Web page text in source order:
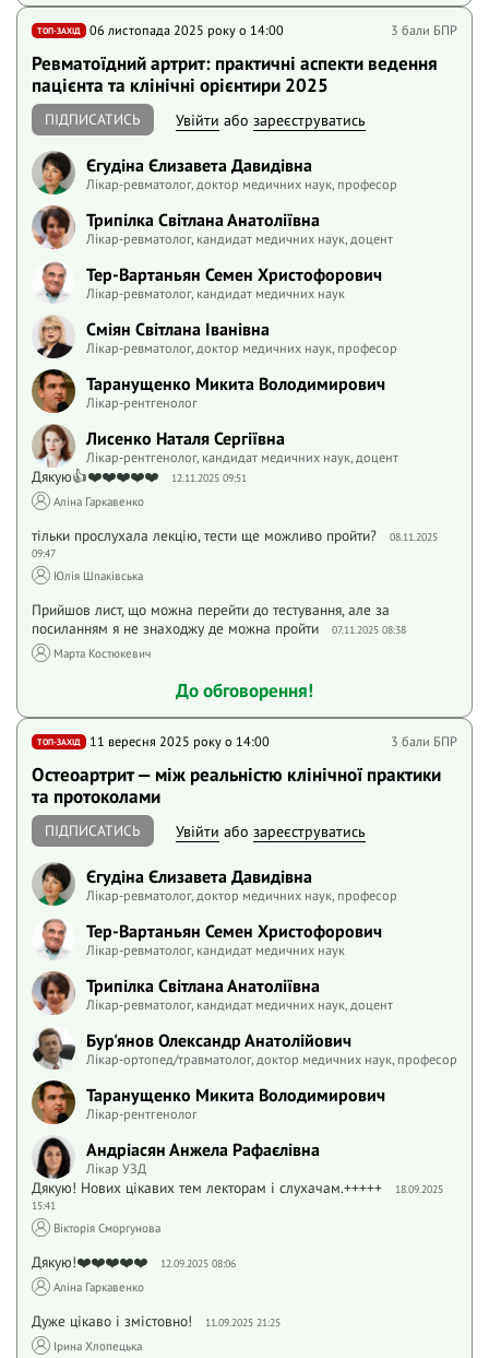
ТОП-ЗАХІД 06 листопада 2025 року o 14:00 3 бали БПР
Ревматоїдний артрит: практичні аспекти ведення
пацієнта та клінічні орієнтири 2025
ПІДПИСАТИСЬ Увійти або зареєструватись
Єгудіна Єлизавета Давидівна
Лікар-ревматолог, доктор медичних наук, професор
Трипілка Світлана Анатоліївна
Лікар-ревматолог, кандидат медичних наук, доцент
Тер-Вартаньян Семен Христофорович
Лікар-ревматолог, кандидат медичних наук
Сміян Світлана Іванівна
Лікар-ревматолог, доктор медичних наук, професор
Таранущенко Микита Володимирович
Лікар-рентгенолог
Лисенко Наталя Сергіївна
Лікар-рентгенолог, кандидат медичних наук, доцент
Дякую👍❤️❤️❤️❤️❤️ 12.11.2025 09:51
Аліна Гаркавенко
тільки прослухала лекцію, тести ще можливо пройти?
08.11.2025
09:47
Юлія Шпаківська
Прийшов лист, що можна перейти до тестування, але за
посиланням я не знаходжу де можна пройти
07.11.2025 08:38
Марта Костюкевич
До обговорення!
ТОП-ЗАХІД 11 вересня 2025 року o 14:00 3 бали БПР
Остеоартрит — між реальністю клінічної практики
та протоколами
ПІДПИСАТИСЬ Увійти або зареєструватись
Єгудіна Єлизавета Давидівна
Лікар-ревматолог, доктор медичних наук, професор
Тер-Вартаньян Семен Христофорович
Лікар-ревматолог, кандидат медичних наук
Трипілка Світлана Анатоліївна
Лікар-ревматолог, кандидат медичних наук, доцент
Бур'янов Олександр Анатолійович
Лікар-ортопед/травматолог, доктор медичних наук, професор
Таранущенко Микита Володимирович
Лікар-рентгенолог
Андріасян Анжела Рафаєлівна
Лікар УЗД
Дякую! Нових цікавих тем лекторам і слухачам.+++++
18.09.2025
15:41
Вікторія Сморгунова
Дякую!❤️❤️❤️❤️❤️ 12.09.2025 08:06
Аліна Гаркавенко
Дуже цікаво і змістовно! 11.09.2025 21:25
Ірина Хлопецька